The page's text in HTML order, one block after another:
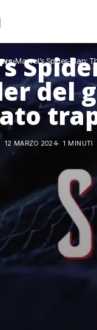
Marvel’s Spider-Man:
del
12 MARZO 2024 1 MINUTI